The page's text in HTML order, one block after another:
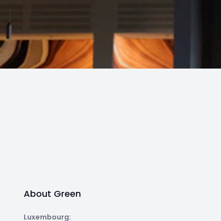
About Green
Luxembourg: